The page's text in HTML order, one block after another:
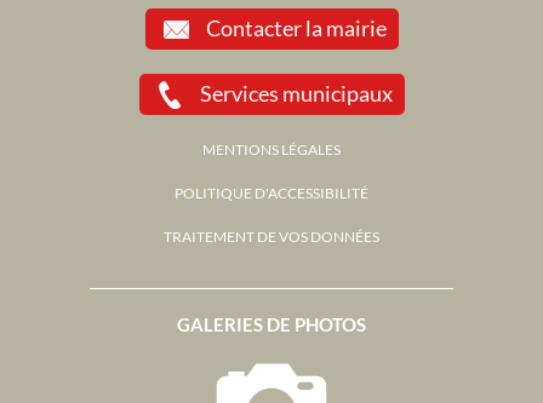
GALERIES DE PHOTOS
Contacter la mairie
Services municipaux
MENTIONS LÉGALES
POLITIQUE D'ACCESSIBILITÉ
TRAITEMENT DE VOS DONNÉES